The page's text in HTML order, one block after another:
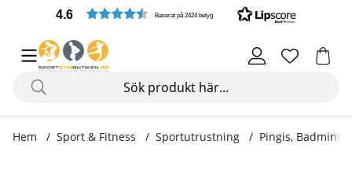
4.6 Baserat på 2424 betyg
Hem Sport & Fitness Sportutrustning Pingis,